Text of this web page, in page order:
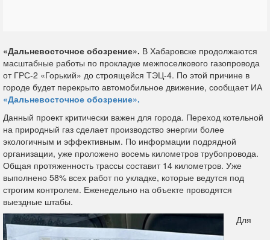
«Дальневосточное обозрение». В Хабаровске продолжаются
масштабные работы по прокладке межпоселкового газопровода
от ГРС-2 «Горький» до строящейся ТЭЦ-4. По этой причине в
городе будет перекрыто автомобильное движение, сообщает ИА
«Дальневосточное обозрение».
Данный проект критически важен для города. Переход котельной
на природный газ сделает производство энергии более
экологичным и эффективным. По информации подрядной
организации, уже проложено восемь километров трубопровода.
Общая протяженность трассы составит 14 километров. Уже
выполнено 58% всех работ по укладке, которые ведутся под
строгим контролем. Еженедельно на объекте проводятся
выездные штабы.
Для